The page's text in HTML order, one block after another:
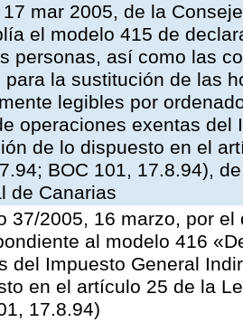
17 mar 2005, de la
el modelo 415 de
personas, así como las
para la sustitución de las
legibles por
operaciones exentas del
de lo dispuesto en el
BOC 101, 17.8.94),
de Canarias
37/2005, 16 marzo, por
al modelo 416
del Impuesto General
en el artículo 25 de la
17.8.94)